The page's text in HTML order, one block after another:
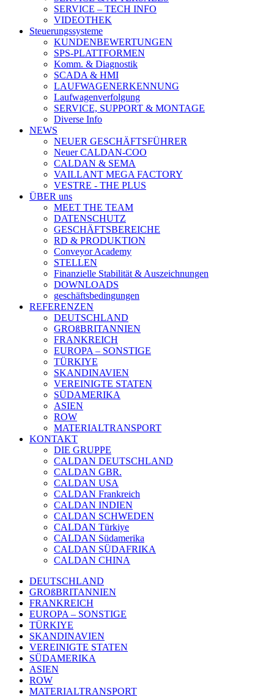
SERVICE – TECH INFO
VIDEOTHEK
Steuerungssysteme
KUNDENBEWERTUNGEN
SPS-PLATTFORMEN
Komm. & Diagnostik
SCADA & HMI
LAUFWAGENERKENNUNG
Laufwagenverfolgung
SERVICE, SUPPORT & MONTAGE
Diverse Info
NEWS
NEUER GESCHÄFTSFÜHRER
Neuer CALDAN-COO
CALDAN & SEMA
VAILLANT MEGA FACTORY
VESTRE - THE PLUS
ÜBER uns
MEET THE TEAM
DATENSCHUTZ
GESCHÄFTSBEREICHE
RD & PRODUKTION
Conveyor Academy
STELLEN
Finanzielle Stabilität & Auszeichnungen
DOWNLOADS
geschäftsbedingungen
REFERENZEN
DEUTSCHLAND
GROßBRITANNIEN
FRANKREICH
EUROPA – SONSTIGE
TÜRKIYE
SKANDINAVIEN
VEREINIGTE STATEN
SÜDAMERIKA
ASIEN
ROW
MATERIALTRANSPORT
KONTAKT
DIE GRUPPE
CALDAN DEUTSCHLAND
CALDAN GBR.
CALDAN USA
CALDAN Frankreich
CALDAN INDIEN
CALDAN SCHWEDEN
CALDAN Türkiye
CALDAN Südamerika
CALDAN SÜDAFRIKA
CALDAN CHINA
DEUTSCHLAND
GROßBRITANNIEN
FRANKREICH
EUROPA – SONSTIGE
TÜRKIYE
SKANDINAVIEN
VEREINIGTE STATEN
SÜDAMERIKA
ASIEN
ROW
MATERIALTRANSPORT